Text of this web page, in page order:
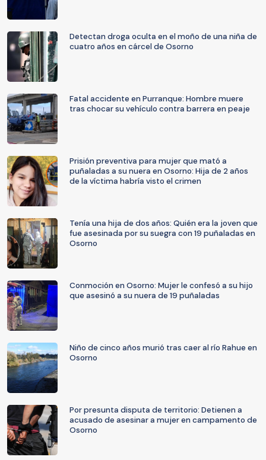
Detectan droga oculta en el moño de una niña de
cuatro años en cárcel de Osorno
Fatal accidente en Purranque: Hombre muere
tras chocar su vehículo contra barrera en peaje
Prisión preventiva para mujer que mató a
puñaladas a su nuera en Osorno: Hija de 2 años
de la víctima habría visto el crimen
Tenía una hija de dos años: Quién era la joven que
fue asesinada por su suegra con 19 puñaladas en
Osorno
Conmoción en Osorno: Mujer le confesó a su hijo
que asesinó a su nuera de 19 puñaladas
Niño de cinco años murió tras caer al río Rahue en
Osorno
Por presunta disputa de territorio: Detienen a
acusado de asesinar a mujer en campamento de
Osorno